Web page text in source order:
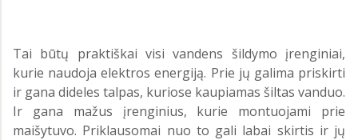
Tai būtų praktiškai visi vandens šildymo įrenginiai,
kurie naudoja elektros energiją. Prie jų galima priskirti
ir gana dideles talpas, kuriose kaupiamas šiltas vanduo.
Ir gana mažus įrenginius, kurie montuojami prie
maišytuvo. Priklausomai nuo to gali labai skirtis ir jų